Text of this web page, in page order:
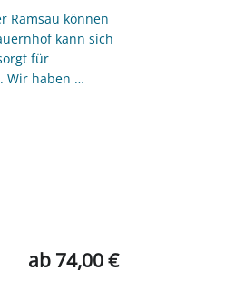
Ramsau können
kann sich
für
Wir haben …
ab 74,00 €